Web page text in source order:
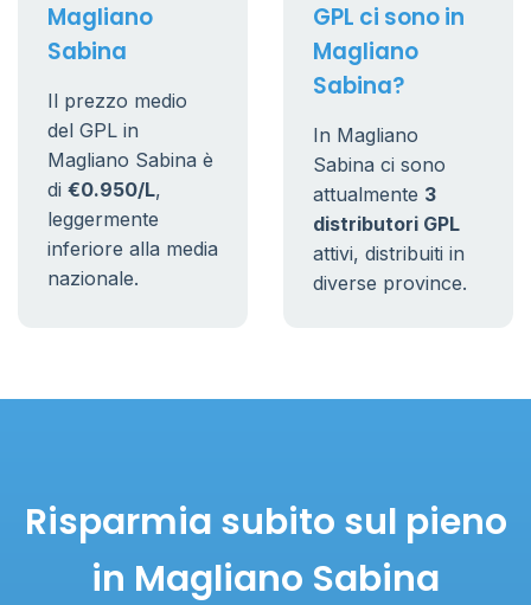
Magliano
Sabina
Il prezzo medio
del GPL in
Magliano Sabina è
di €0.950/L,
leggermente
inferiore alla media
nazionale.
GPL ci sono in
Magliano
Sabina?
In Magliano
Sabina ci sono
attualmente 3
distributori GPL
attivi, distribuiti in
diverse province.
Risparmia subito sul pieno
in Magliano Sabina